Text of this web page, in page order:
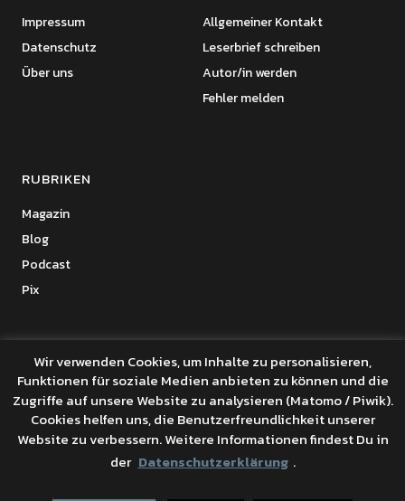
Impressum
Datenschutz
Über uns
Allgemeiner Kontakt
Leserbrief schreiben
Autor/in werden
Fehler melden
RUBRIKEN
Magazin
Blog
Podcast
Pix
Copyright © 2026 Benanza Online
Datenschutz
Powered by WordPress
Theme: Uku vonElmastudio
Wir verwenden Cookies, um Inhalte zu personalisieren,
Funktionen für soziale Medien anbieten zu können und die
Zugriffe auf unsere Website zu analysieren (Matomo / Piwik).
Cookies helfen uns, die Benutzerfreundlichkeit unserer
Website zu verbessern. Weitere Informationen findest Du in
der Datenschutzerklärung .